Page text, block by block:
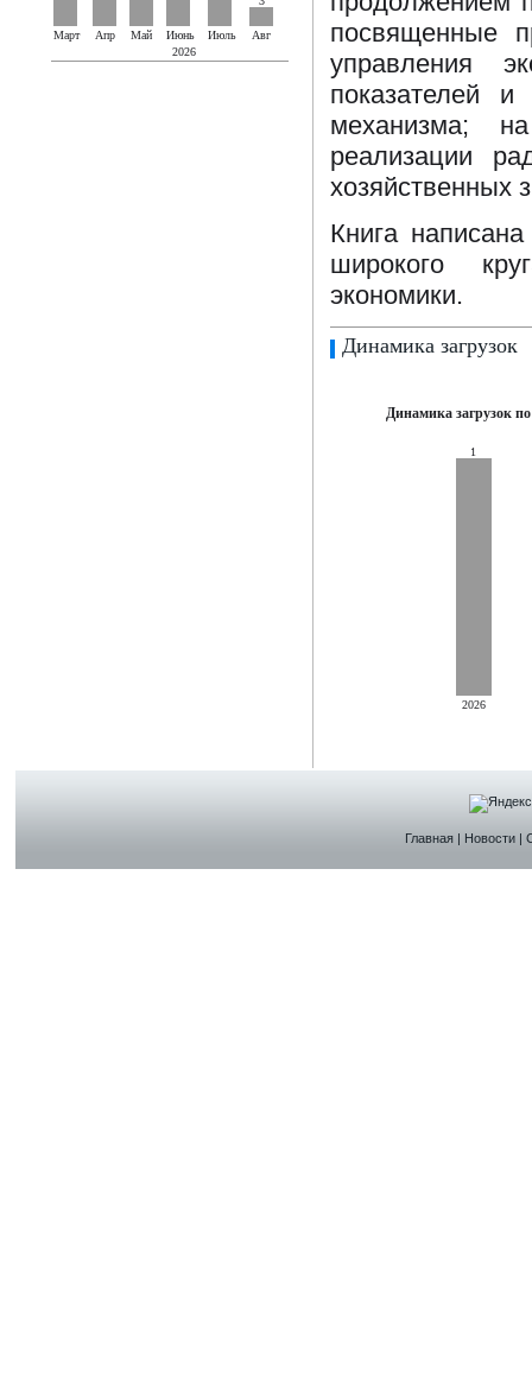
Март Апр Май Июнь Июль
Авг
2026
посвященные
управления
показателей и
механизма;
реализации
хозяйственных
Книга
широкого
экономики.
Динамика загрузок
Динамика загрузок
1
2026
Главная| Новости|